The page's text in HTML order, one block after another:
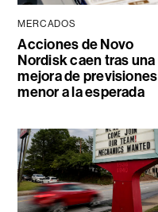
MERCADOS
Acciones de Novo
Nordisk caen tras una
mejora de previsiones
menor a la esperada